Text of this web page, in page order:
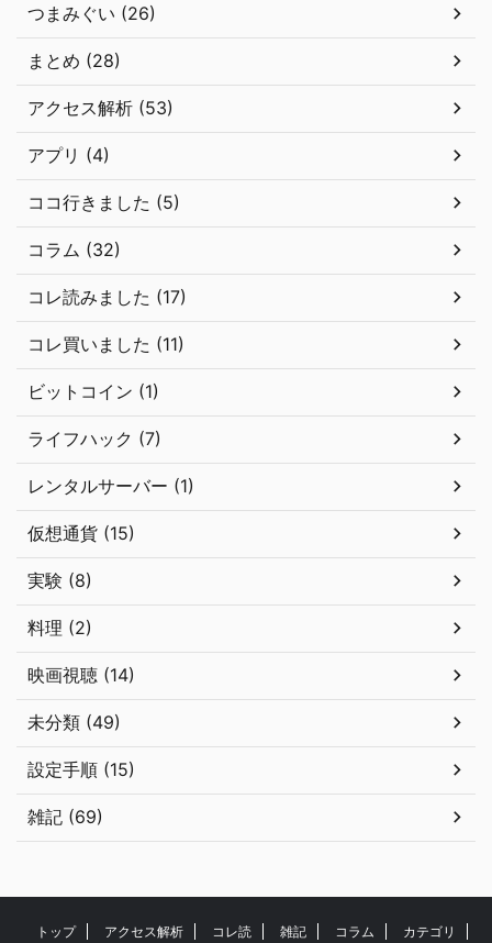
つまみぐい (26)
まとめ (28)
アクセス解析 (53)
アプリ (4)
ココ行きました (5)
コラム (32)
コレ読みました (17)
コレ買いました (11)
ビットコイン (1)
ライフハック (7)
レンタルサーバー (1)
仮想通貨 (15)
実験 (8)
料理 (2)
映画視聴 (14)
未分類 (49)
設定手順 (15)
雑記 (69)
トップ アクセス解析 コレ読 雑記 コラム カテゴリ